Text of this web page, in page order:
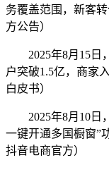
务覆盖范围，新客
方公告）
2025年8月15日
户突破1.5亿，商家
白皮书）
2025年8月10日
一键开通多国橱窗”
抖音电商官方）